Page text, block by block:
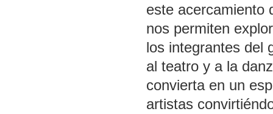
este acercamiento
nos permiten
los integrantes del
al teatro y a la
convierta en un
artistas